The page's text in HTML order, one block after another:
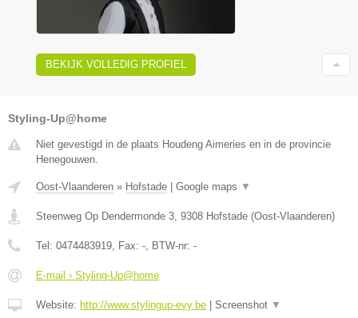
BEKIJK VOLLEDIG PROFIEL
Styling-Up@home
Niet gevestigd in de plaats Houdeng Aimeries en in de provincie
Henegouwen.
Oost-Vlaanderen » Hofstade | Google maps ▼
Steenweg Op Dendermonde 3 9308 Hofstade (Oost-Vlaanderen)
Tel: 0474483919 , Fax: - , BTW-nr: -
E-mail › Styling-Up@home
Website: http://www.stylingup-evy.be | Screenshot ▼